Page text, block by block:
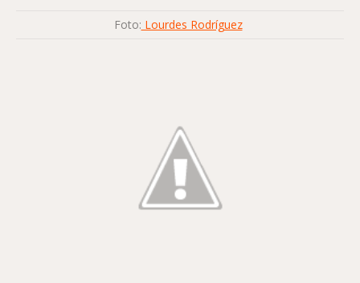
Foto: Lourdes Rodríguez